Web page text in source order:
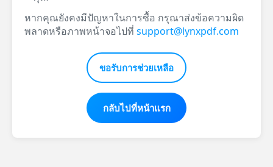
หากคุณยังคงมีปัญหาในการซื้อ กรุณาส่งข้อความผิด
พลาดหรือภาพหน้าจอไปที่ support@lynxpdf.com
ขอรับการช่วยเหลือ
กลับไปที่หน้าแรก